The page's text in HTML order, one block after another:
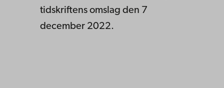
tidskriftens omslag den 7
december 2022.